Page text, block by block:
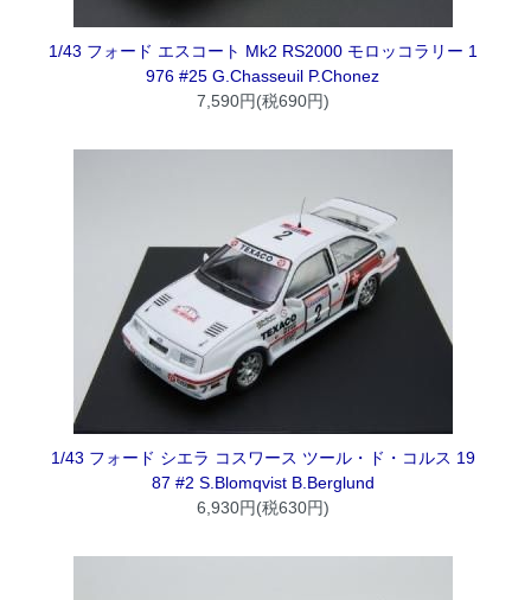
1/43 フォード エスコート Mk2 RS2000 モロッコラリー 1
976 #25 G.Chasseuil P.Chonez
7,590円(税690円)
1/43 フォード シエラ コスワース ツール・ド・コルス 19
87 #2 S.Blomqvist B.Berglund
6,930円(税630円)